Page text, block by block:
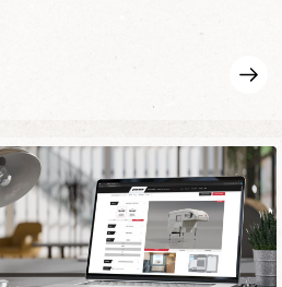
erfahren